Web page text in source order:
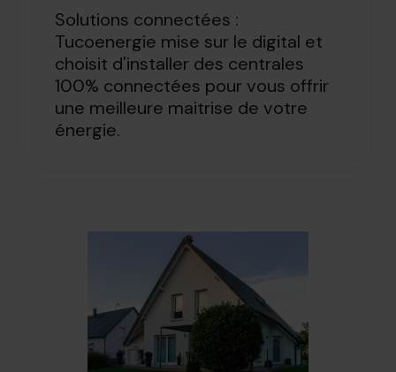
Solutions connectées :
Tucoenergie mise sur le digital et
choisit d'installer des centrales
100% connectées pour vous offrir
une meilleure maitrise de votre
énergie.